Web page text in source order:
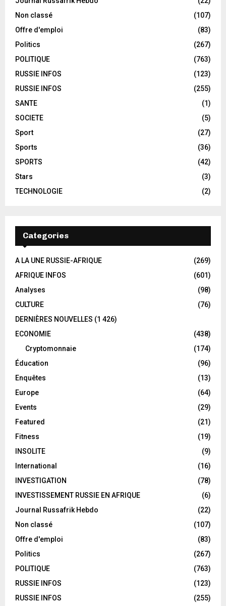
Non classé
(107)
Offre d'emploi
(83)
Politics
(267)
POLITIQUE
(763)
RUSSIE INFOS
(123)
RUSSIE INFOS
(255)
SANTE
(1)
SOCIETE
(5)
Sport
(27)
Sports
(36)
SPORTS
(42)
Stars
(3)
TECHNOLOGIE
(2)
Categories
A LA UNE RUSSIE-AFRIQUE
(269)
AFRIQUE INFOS
(601)
Analyses
(98)
CULTURE
(76)
DERNIÈRES NOUVELLES (1 426)
ECONOMIE
(438)
Cryptomonnaie
(174)
Éducation
(96)
Enquêtes
(13)
Europe
(64)
Events
(29)
Featured
(21)
Fitness
(19)
INSOLITE
(9)
International
(16)
INVESTIGATION
(78)
INVESTISSEMENT RUSSIE EN AFRIQUE
(6)
Journal Russafrik Hebdo
(22)
Non classé
(107)
Offre d'emploi
(83)
Politics
(267)
POLITIQUE
(763)
RUSSIE INFOS
(123)
RUSSIE INFOS
(255)